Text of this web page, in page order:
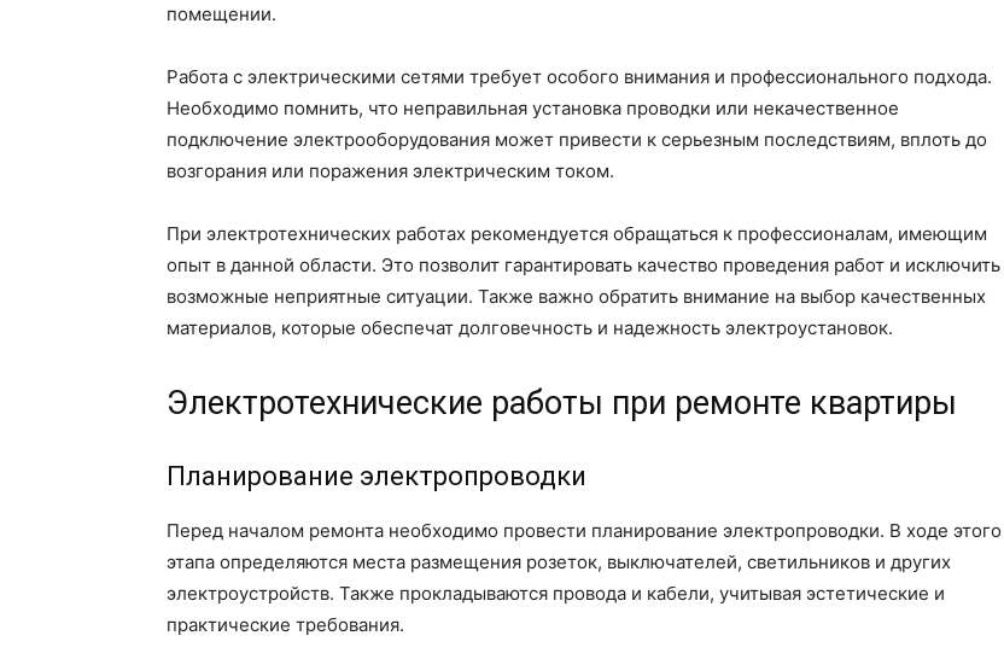
помещении.
Работа с электрическими сетями требует особого внимания и профессионального подхода.
Необходимо помнить, что неправильная установка проводки или некачественное
подключение электрооборудования может привести к серьезным последствиям, вплоть до
возгорания или поражения электрическим током.
При электротехнических работах рекомендуется обращаться к профессионалам, имеющим
опыт в данной области. Это позволит гарантировать качество проведения работ и исключить
возможные неприятные ситуации. Также важно обратить внимание на выбор качественных
материалов, которые обеспечат долговечность и надежность электроустановок.
Электротехнические работы при ремонте квартиры
Планирование электропроводки
Перед началом ремонта необходимо провести планирование электропроводки. В ходе этого
этапа определяются места размещения розеток, выключателей, светильников и других
электроустройств. Также прокладываются провода и кабели, учитывая эстетические и
практические требования.